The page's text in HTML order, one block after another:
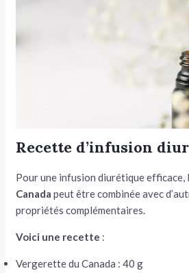
Recette d’infusion
Pour une infusion diurétique efficace,
Canada peut être combinée avec
propriétés complémentaires.
Voici une recette :
Vergerette du Canada : 40 g